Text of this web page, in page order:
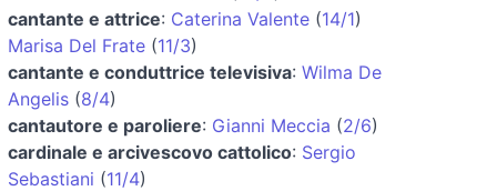
cantante e attrice: Caterina Valente (14/1)
Marisa Del Frate (11/3)
cantante e conduttrice televisiva: Wilma De
Angelis (8/4)
cantautore e paroliere: Gianni Meccia (2/6)
cardinale e arcivescovo cattolico: Sergio
Sebastiani (11/4)